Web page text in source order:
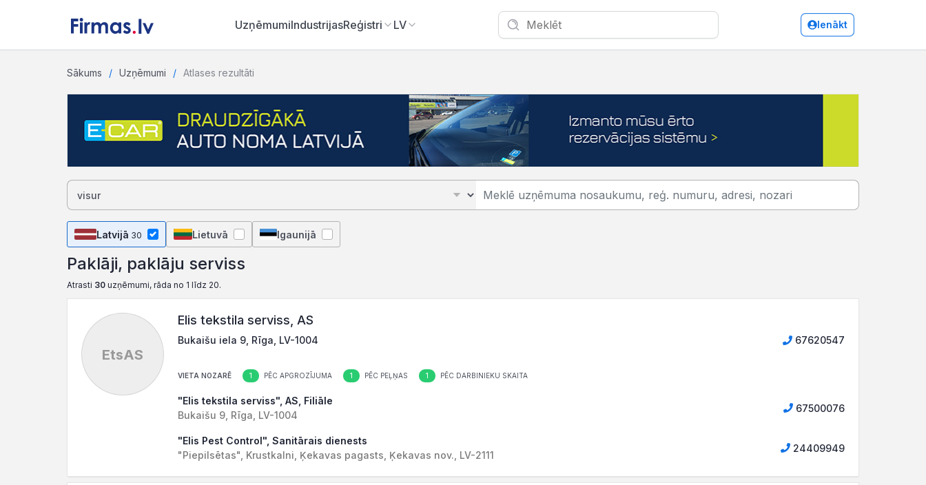
UzņēmumiIndustrijasReģistri LV Ienākt
Sākums Uzņēmumi Atlases rezultāti
Paklāji, paklāju serviss
Latvijā 30 Lietuvā Igaunijā
Paklāji, paklāju serviss
Atrasti 30 uzņēmumi, rāda no 1 līdz 20.
EtsAS
Elis tekstila serviss, AS
Bukaišu iela 9, Rīga, LV-1004 67620547
VIETA NOZARĒ 1 PĒC APGROZĪJUMA 1 PĒC PEĻŅAS 1 PĒC DARBINIEKU SKAITA
"Elis tekstila serviss", AS, Filiāle
Bukaišu 9, Rīga, LV-1004
67500076
"Elis Pest Control", Sanitārais dienests
"Piepilsētas", Krustkalni, Ķekavas pagasts, Ķekavas nov., LV-2111
24409949